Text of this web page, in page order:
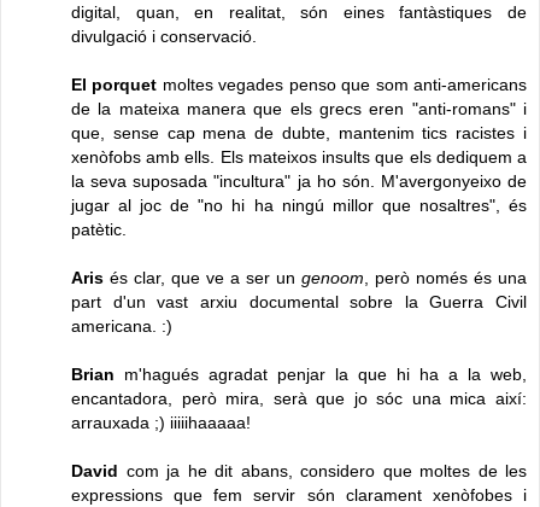
digital, quan, en realitat, són eines fantàstiques de
divulgació i conservació.
El porquet moltes vegades penso que som anti-americans
de la mateixa manera que els grecs eren "anti-romans" i
que, sense cap mena de dubte, mantenim tics racistes i
xenòfobs amb ells. Els mateixos insults que els dediquem a
la seva suposada "incultura" ja ho són. M'avergonyeixo de
jugar al joc de "no hi ha ningú millor que nosaltres", és
patètic.
Aris és clar, que ve a ser un genoom, però només és una
part d'un vast arxiu documental sobre la Guerra Civil
americana. :)
Brian m'hagués agradat penjar la que hi ha a la web,
encantadora, però mira, serà que jo sóc una mica així:
arrauxada ;) iiiiihaaaaa!
David com ja he dit abans, considero que moltes de les
expressions que fem servir són clarament xenòfobes i